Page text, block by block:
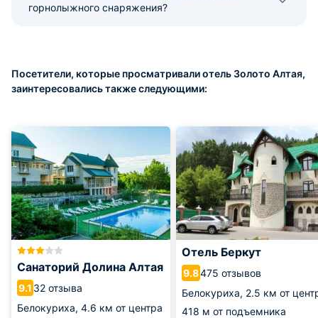
горнолыжного снаряжения?
Посетители, которые просматривали отель Золото Алтая,
заинтересовались также следующими:
Санаторий Долина Алтая
9.1 32 отзыва
Белокуриха, 4.6 км от центра
Отель Беркут
9.8475 отзывов
Белокуриха, 2.5 км от
418 м от подъемника